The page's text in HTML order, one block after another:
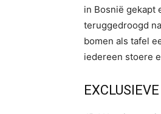
in Bosnië gekapt
teruggedroogd
bomen als tafel
iedereen stoere